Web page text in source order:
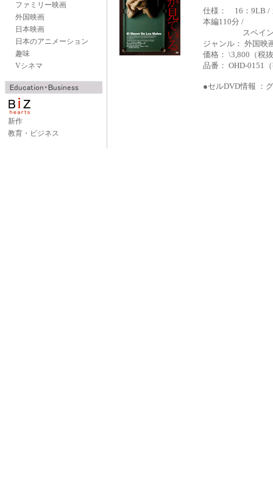
ファミリー映画
外国映画
日本映画
日本のアニメーション
趣味
Vシネマ
新作
教育・ビジネス
仕様： 16：9LB /
本編110分 /
スペイン語 /
ジャンル： 外国
価格： \3,800（税
品番： OHD-0151
●セルDVD情報 ：